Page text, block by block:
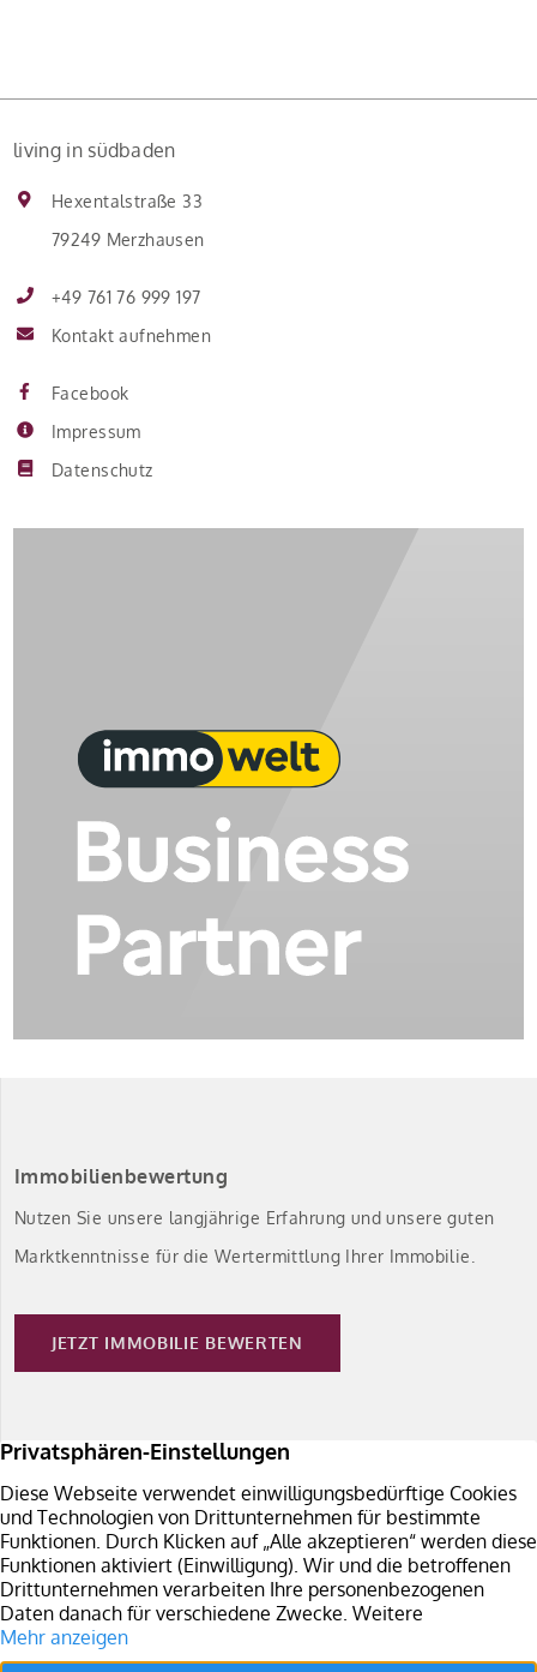
living in südbaden
Hexentalstraße 33
79249 Merzhausen
+49 761 76 999 197
Kontakt aufnehmen
Facebook
Impressum
Datenschutz
Immobilienbewertung
Nutzen Sie unsere langjährige Erfahrung und unsere guten
Marktkenntnisse für die Wertermittlung Ihrer Immobilie.
JETZT IMMOBILIE BEWERTEN
Immobilie verkaufen
Sie planen den Verkauf Ihrer Immobilie in Südbaden?
Überzeugen Sie sich von unseren Leistungen.